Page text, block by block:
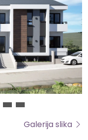
Galerija slika